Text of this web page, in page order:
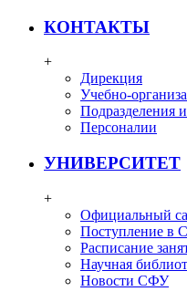
КОНТАКТЫ
+
Дирекция
Учебно-
Подразделения
Персоналии
УНИВЕРСИТЕТ
+
Официальный
Поступление в
Расписание
Научная
Новости СФУ